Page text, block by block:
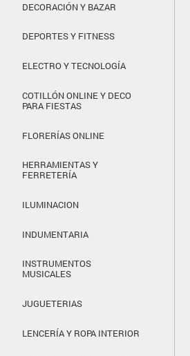
DECORACIÓN Y BAZAR
DEPORTES Y FITNESS
ELECTRO Y TECNOLOGÍA
COTILLÓN ONLINE Y DECO
PARA FIESTAS
FLORERÍAS ONLINE
HERRAMIENTAS Y
FERRETERÍA
ILUMINACION
INDUMENTARIA
INSTRUMENTOS
MUSICALES
JUGUETERIAS
LENCERÍA Y ROPA INTERIOR